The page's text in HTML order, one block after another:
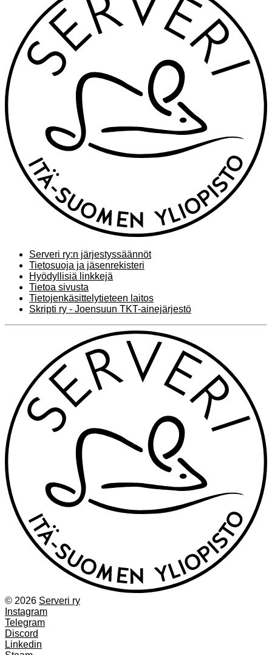
Serveri ry:n järjestyssäännöt
Tietosuoja ja jäsenrekisteri
Hyödyllisiä linkkejä
Tietoa sivusta
Tietojenkäsittelytieteen laitos
Skripti ry - Joensuun TKT-ainejärjestö
© 2026 Serveri ry
Instagram
Telegram
Discord
Linkedin